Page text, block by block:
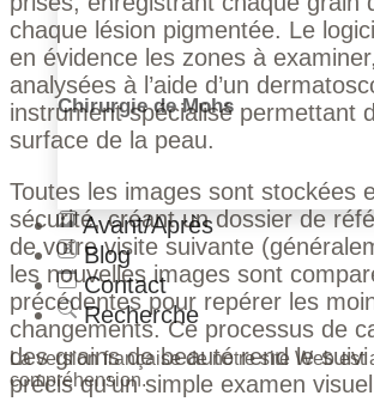
Chirurgie de Mohs
Avant/Après
Blog
Contact
Recherche
La version française de notre site Web
compréhension.
chaque lésion pigmentée. Le
en évidence les zones à
analysées à l’aide d’un
instrument spécialisé permettant
surface de la peau.
Toutes les images sont stockées
sécurité, créant un dossier de
de votre visite suivante
les nouvelles images sont
précédentes pour repérer les
changements. Ce processus de
des grains de beauté rend le
précis qu’un simple examen